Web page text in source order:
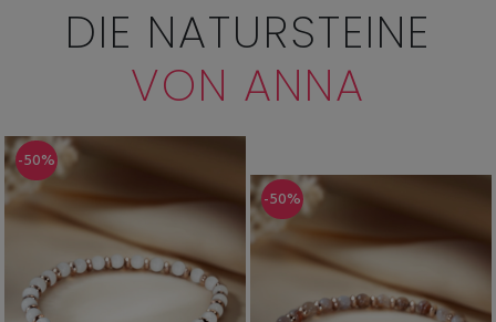
DIE NATURSTEINE
VON ANNA
-50%
-50%